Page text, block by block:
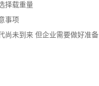
择载重量
事项
尚未到来 但企业需要做好准备